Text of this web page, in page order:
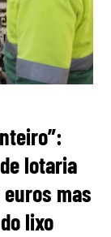
lotaria
mas
lixo